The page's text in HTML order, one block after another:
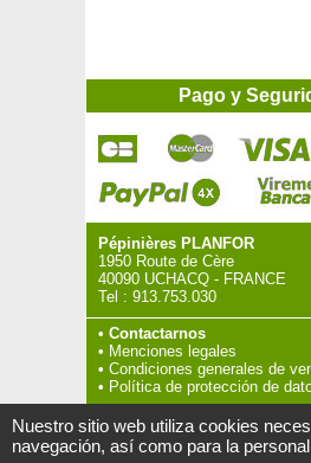
Pago y
Pépinières PLANFOR
1950 Route de Cère
40090 UCHACQ - FRANCE
Tel : 913.753.030
• Contactarnos
• Menciones legales
• Condiciones generales de
• Política de protección de
Nuestro sitio web utiliza cookies
navegación, así como para la